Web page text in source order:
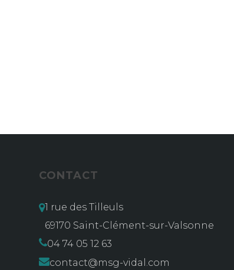
CONTACT
1 rue des Tilleuls
69170 Saint-Clément-sur-Valsonne
04 74 05 12 63
contact@msg-vidal.com